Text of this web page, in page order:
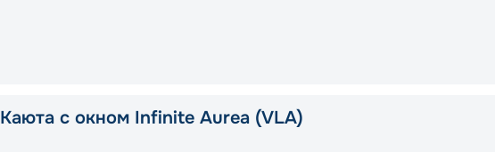
Каюта с окном Infinite Aurea (VLA)